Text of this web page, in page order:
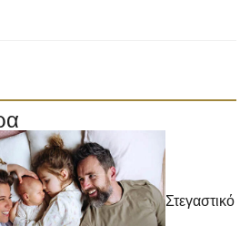
Στεγαστικό